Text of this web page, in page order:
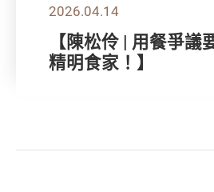
2026.04.14
【陳松伶 | 用餐爭議
精明食家！】